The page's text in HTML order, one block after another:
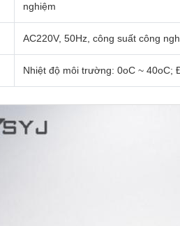
nghiệm
AC220V, 50Hz, công suất công
Nhiệt độ môi trường: 0oC ~ 40oC;